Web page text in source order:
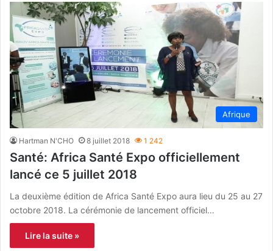
Afrique
Hartman N'CHO 8 juillet 2018 1 242
Santé: Africa Santé Expo officiellement
lancé ce 5 juillet 2018
La deuxième édition de Africa Santé Expo aura lieu du 25 au 27
octobre 2018. La cérémonie de lancement officiel…
Lire la suite »